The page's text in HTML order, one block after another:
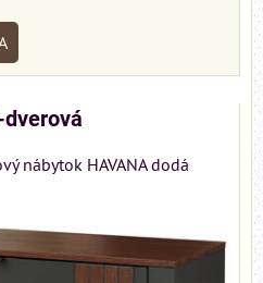
dverová
nábytok HAVANA dodá